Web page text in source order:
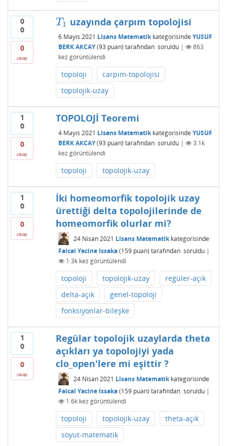
0
0
0
cevap
T 1
T1 uzayında çarpım topolojisi
6 Mayıs 2021 Lisans Matematikkategorisinde YUSUF
BERK AKCAY (93 puan) tarafından soruldu |
863
kez görüntülendi
topoloji
carpim-topolojisi
topolojik-uzay
1
0
0
cevap
TOPOLOJİ Teoremi
4 Mayıs 2021 Lisans Matematikkategorisinde YUSUF
BERK AKCAY (93 puan) tarafından soruldu |
3.1k
kez görüntülendi
topoloji topolojik-uzay
1
0
0
cevap
İki homeomorfik topolojik uzay
ürettiği delta topolojilerinde de
homeomorfik olurlar mi?
24 Nisan 2021 Lisans Matematikkategorisinde
Faical Yacine Issaka (159puan) tarafından soruldu |
1.3kkez görüntülendi
topoloji topolojik-uzay
regüler-açık
delta-açık
genel-topoloji
fonksiyonlar-bileşke
1
0
0
cevap
Regülar topolojik uzaylarda theta
açıkları ya topolojiyi yada
clo_open'lere mi eşittir ?
24 Nisan 2021 Lisans Matematikkategorisinde
Faical Yacine Issaka (159puan) tarafından soruldu |
1.6kkez görüntülendi
topoloji topolojik-uzay
theta-açık
soyut-matematik